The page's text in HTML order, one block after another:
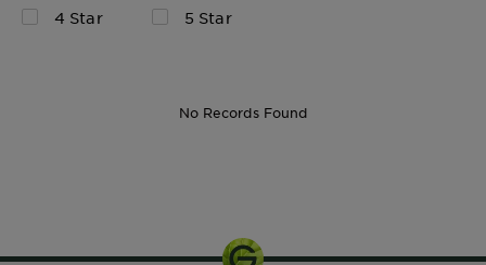
4 Star
5 Star
No Records Found